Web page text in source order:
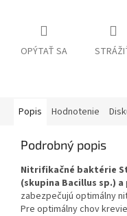
OPÝTAŤ SA
Popis Hodnotenie
Podrobný popis
Nitrifikačné baktérie
(skupina Bacillus sp.)
zabezpečujú optimálny
Pre optimálny chov